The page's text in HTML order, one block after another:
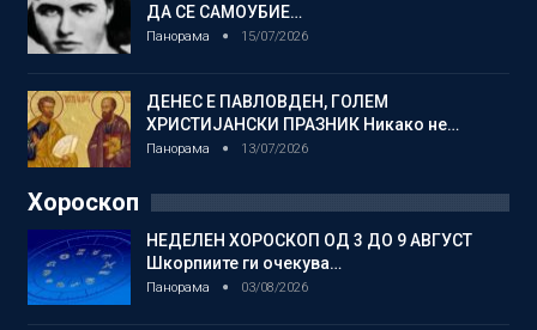
ДА СЕ САМОУБИЕ…
Панорама 15/07/2026
ДЕНЕС Е ПАВЛОВДЕН, ГОЛЕМ
ХРИСТИЈАНСКИ ПРАЗНИК Никако не…
Панорама 13/07/2026
Хороскоп
НЕДЕЛЕН ХОРОСКОП ОД 3 ДО 9 АВГУСТ
Шкорпиите ги очекува…
Панорама 03/08/2026